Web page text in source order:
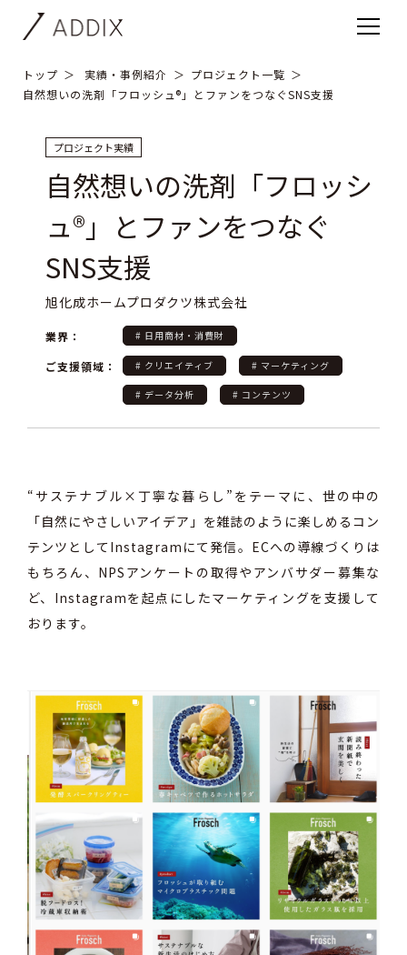
トップ 実績・事例紹介
プロジェクト一覧
自然想いの洗剤「フロッシュ®」とファンをつなぐSNS支援
プロジェクト実績
自然想いの洗剤「フロッシ
ュ®」とファンをつなぐ
SNS支援
旭化成ホームプロダクツ株式会社
業界： # 日用商材・消費財
ご支援領域： # クリエイティブ # マーケティング
# データ分析 # コンテンツ
“サステナブル×丁寧な暮らし”をテーマに、世の中の
「自然にやさしいアイデア」を雑誌のように楽しめるコン
テンツとしてInstagramにて発信。ECへの導線づくりは
もちろん、NPSアンケートの取得やアンバサダー募集な
ど、Instagramを起点にしたマーケティングを支援して
おります。